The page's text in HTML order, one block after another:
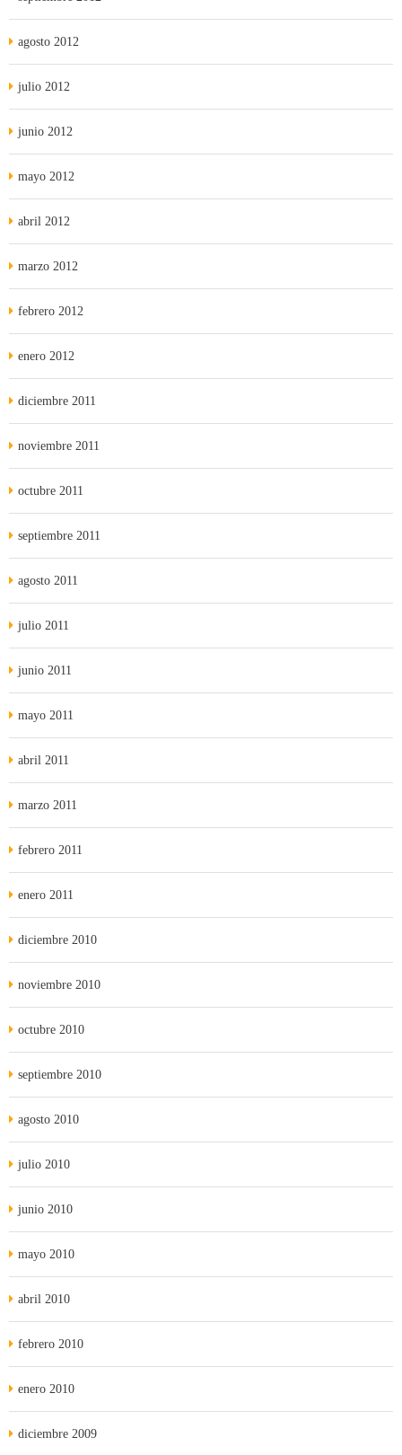
agosto 2012
julio 2012
junio 2012
mayo 2012
abril 2012
marzo 2012
febrero 2012
enero 2012
diciembre 2011
noviembre 2011
octubre 2011
septiembre 2011
agosto 2011
julio 2011
junio 2011
mayo 2011
abril 2011
marzo 2011
febrero 2011
enero 2011
diciembre 2010
noviembre 2010
octubre 2010
septiembre 2010
agosto 2010
julio 2010
junio 2010
mayo 2010
abril 2010
febrero 2010
enero 2010
diciembre 2009